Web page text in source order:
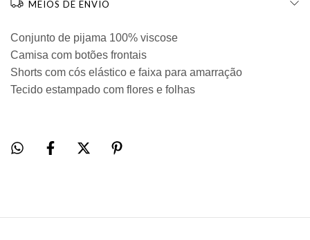
MEIOS DE ENVIO
Conjunto de pijama 100% viscose
Camisa com botões frontais
Shorts com cós elástico e faixa para amarração
Tecido estampado com flores e folhas